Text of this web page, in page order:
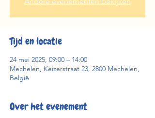
Tijd en locatie
24 mei 2025, 09:00 – 14:00
Mechelen, Keizerstraat 23, 2800 Mechelen,
België
Over het evenement